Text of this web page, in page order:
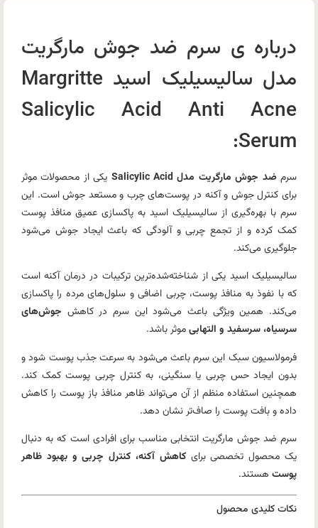
درباره ی سرم ضد جوش مارگریت
مدل سالیسیلیک اسید Margritte
Salicylic Acid Anti Acne
Serum:
سرمضد جوش مارگریت مدل Salicylic Acid
یکی از محصولات موثر
برای کنترل جوش و آکنه در پوست‌های چرب و مستعد جوش است. این
سرم با بهره‌گیری از سالیسیلیک اسید به پاکسازی عمیق منافذ پوست
کمک کرده و از تجمع چربی و آلودگی که باعث ایجاد جوش می‌شود
جلوگیری می‌کند.
سالیسیلیک اسید یکی از شناخته‌شده‌ترین ترکیبات در درمان آکنه است
که با نفوذ به منافذ پوست، چربی اضافی و سلول‌های مرده را پاکسازی
می‌کند. همین ویژگی باعث می‌شود این سرم در کاهش جوش‌های
سرسیاه، سرسفید و التهابیموثر باشد.
فرمولاسیون سبک این سرم باعث می‌شود به سرعت جذب پوست شود و
بدون ایجاد حس چربی یا سنگینی، به کنترل چربی پوست کمک کند.
همچنین استفاده منظم از آن می‌تواند ظاهر منافذ باز پوست را کاهش
داده و بافت پوست را صاف‌تر نشان دهد.
سرم ضد جوش مارگریت انتخابی مناسب برای افرادی است که به دنبال
یک محصول تخصصی برایکاهش آکنه، کنترل چربی و بهبود ظاهر
پوست هستند.
نکات کلیدی محصول